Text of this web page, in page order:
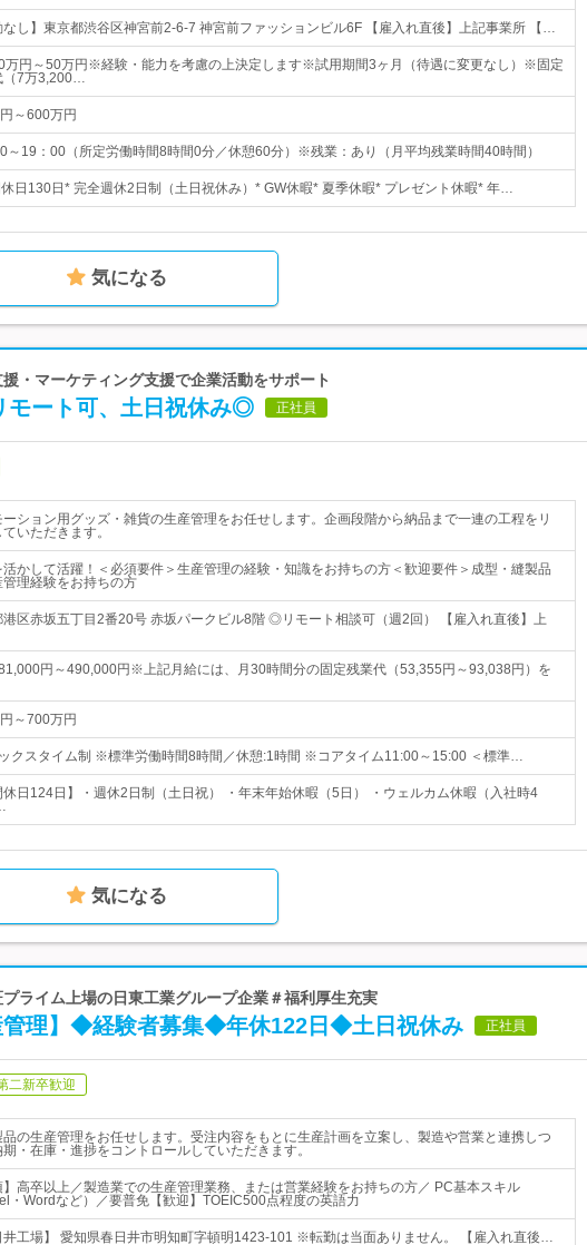
なし】東京都渋谷区神宮前2-6-7 神宮前ファッションビル6F 【雇入れ直後】上記事業所 【…
万円～50万円※経験・能力を考慮の上決定します※試用期間3ヶ月（待遇に変更なし）※固定
（7万3,200…
～600万円
～19：00（所定労働時間8時間0分／休憩60分）※残業：あり（月平均残業時間40時間）
日130日* 完全週休2日制（土日祝休み）* GW休暇* 夏季休暇* プレゼント休暇* 年…
気になる
・マーケティング支援で企業活動をサポート
モート可、土日祝休み◎ 正社員
ーション用グッズ・雑貨の生産管理をお任せします。企画段階から納品まで一連の工程をリ
いただきます。
活かして活躍！＜必須要件＞生産管理の経験・知識をお持ちの方＜歓迎要件＞成型・縫製品
管理経験をお持ちの方
港区赤坂五丁目2番20号 赤坂パークビル8階 ◎リモート相談可（週2回） 【雇入れ直後】上
円～490,000円※上記月給には、月30時間分の固定残業代（53,355円～93,038円）を
～700万円
クスタイム制 ※標準労働時間8時間／休憩:1時間 ※コアタイム11:00～15:00 ＜標準…
休日124日】・週休2日制（土日祝） ・年末年始休暇（5日） ・ウェルカム休暇（入社時4
気になる
ライム上場の日東工業グループ企業＃福利厚生充実
管理】◆経験者募集◆年休122日◆土日祝休み 正社員
二新卒歓迎
品の生産管理をお任せします。受注内容をもとに生産計画を立案し、製造や営業と連携しつ
・在庫・進捗をコントロールしていただきます。
】高卒以上／製造業での生産管理業務、または営業経験をお持ちの方／ PC基本スキル
・Wordなど）／要普免【歓迎】TOEIC500点程度の英語力
井工場】 愛知県春日井市明知町字頓明1423-101 ※転勤は当面ありません。 【雇入れ直後…